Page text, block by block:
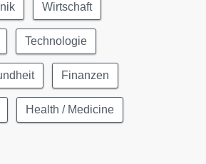
Wirtschaft
Technologie
Finanzen
Health / Medicine